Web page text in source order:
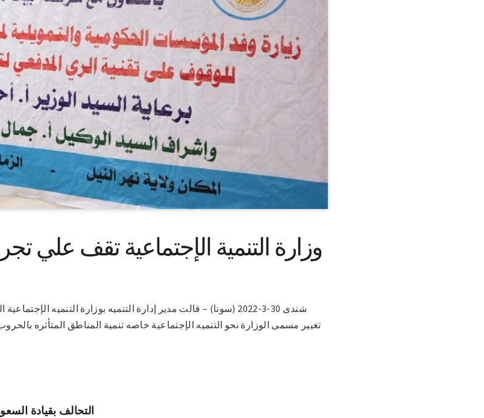
وزارة التنمية الإجتماعية تقف علي
شندى 30-3-2022 (سونا) – قالت مدير إدارة التنميه بوزارة التنميه
تغيير مسمى الوزارة نحو التنميه الإجتماعية خاصه تنمية المناطق المتأثره
التحالف بقيادة